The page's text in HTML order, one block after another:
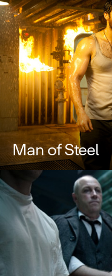
Man of Steel